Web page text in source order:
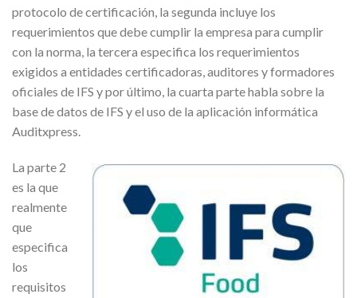
protocolo de certificación, la segunda incluye los
requerimientos que debe cumplir la empresa para cumplir
con la norma, la tercera especifica los requerimientos
exigidos a entidades certificadoras, auditores y formadores
oficiales de IFS y por último, la cuarta parte habla sobre la
base de datos de IFS y el uso de la aplicación informática
Auditxpress.
La parte 2
es la que
realmente
que
especifica
los
requisitos